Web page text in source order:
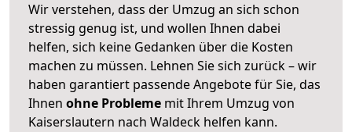
Wir verstehen, dass der Umzug an sich schon
stressig genug ist, und wollen Ihnen dabei
helfen, sich keine Gedanken über die Kosten
machen zu müssen. Lehnen Sie sich zurück – wir
haben garantiert passende Angebote für Sie, das
Ihnen ohne Probleme mit Ihrem Umzug von
Kaiserslautern nach Waldeck helfen kann.